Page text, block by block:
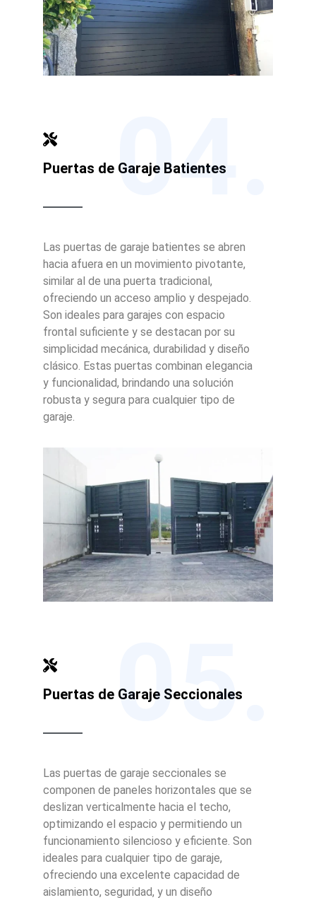
Puertas de Garaje Batientes
04.
Las puertas de garaje batientes se abren
hacia afuera en un movimiento pivotante,
similar al de una puerta tradicional,
ofreciendo un acceso amplio y despejado.
Son ideales para garajes con espacio
frontal suficiente y se destacan por su
simplicidad mecánica, durabilidad y diseño
clásico. Estas puertas combinan elegancia
y funcionalidad, brindando una solución
robusta y segura para cualquier tipo de
garaje.
Puertas de Garaje Seccionales
05.
Las puertas de garaje seccionales se
componen de paneles horizontales que se
deslizan verticalmente hacia el techo,
optimizando el espacio y permitiendo un
funcionamiento silencioso y eficiente. Son
ideales para cualquier tipo de garaje,
ofreciendo una excelente capacidad de
aislamiento, seguridad, y un diseño